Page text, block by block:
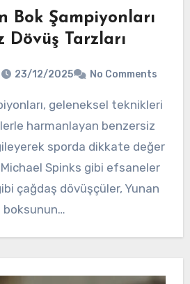
Bok Şampiyonları
Dövüş Tarzları
23/12/2025 No Comments
harmanlayan benzersiz
sporda dikkate değer
Michael Spinks gibi efsaneler
çağdaş dövüşçüler, Yunan
boksunun…